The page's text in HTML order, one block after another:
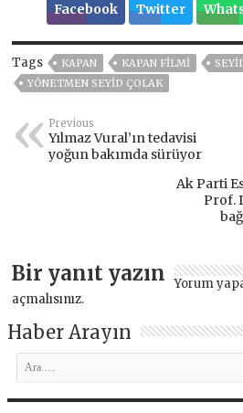
Facebook Twitter
Tags KAPAN KAPAN FILMI
YÖNETMEN SEYID ÇOLAK
Previous
Yılmaz Vural’ın tedavisi
yoğun bakımda sürüyor
Ak Parti
Prof.
Bir yanıt yazın Yorum
açmalısınız.
Haber Arayın